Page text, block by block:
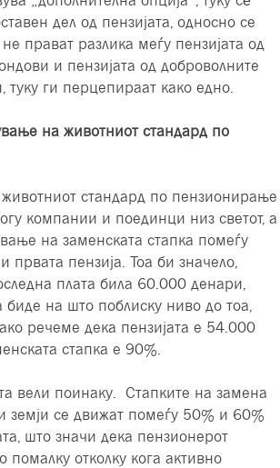
дел од пензијата, односно се
прават разлика меѓу пензијата од
и пензијата од доброволните
туку ги перцепираат како едно.
на животниот стандард по
стандард по пензионирање
компании и поединци низ светот, а
на заменската стапка помеѓу
првата пензија. Тоа би значело,
плата била 60.000 денари,
биде на што поблиску ниво до тоа,
речеме дека пензијата е 54.000
стапка е 90%.
вели поинаку. Стапките на замена
земји се движат помеѓу 50% и 60%
што значи дека пензионерот
помалку отколку кога активно